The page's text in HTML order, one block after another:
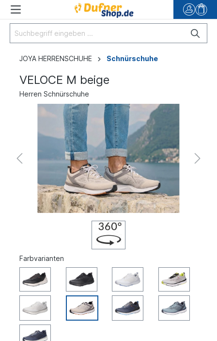
JOYA HERRENSCHUHE Schnürschuhe
VELOCE M beige
Herren Schnürschuhe
Farbvarianten